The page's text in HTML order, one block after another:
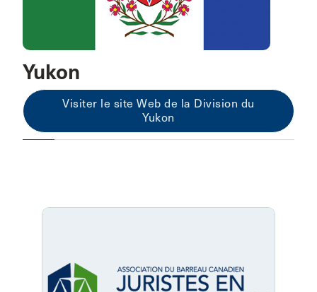
Yukon
Visiter le site Web de la Division du
Yukon